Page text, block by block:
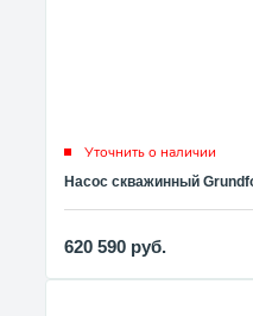
Уточнить о наличии
Насос скважинный
620 590 руб.